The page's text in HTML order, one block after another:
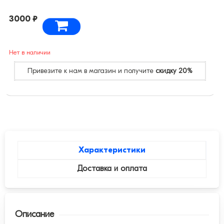
3000 ₽
Нет в наличии
Привезите к нам в магазин и получите скидку 20%
Характеристики
Доставка и оплата
Описание